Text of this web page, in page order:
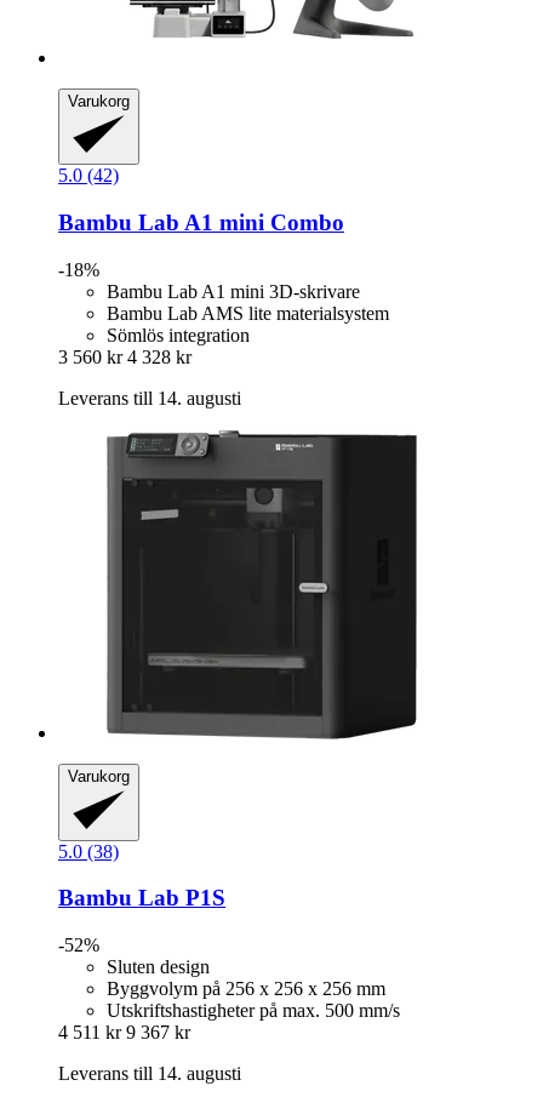
Varukorg
5.0 (42)
Bambu Lab A1 mini Combo
-18%
Bambu Lab A1 mini 3D-skrivare
Bambu Lab AMS lite materialsystem
Sömlös integration
3 560 kr 4 328 kr
Leverans till 14. augusti
Varukorg
5.0 (38)
Bambu Lab P1S
-52%
Sluten design
Byggvolym på 256 x 256 x 256 mm
Utskriftshastigheter på max. 500 mm/s
4 511 kr 9 367 kr
Leverans till 14. augusti